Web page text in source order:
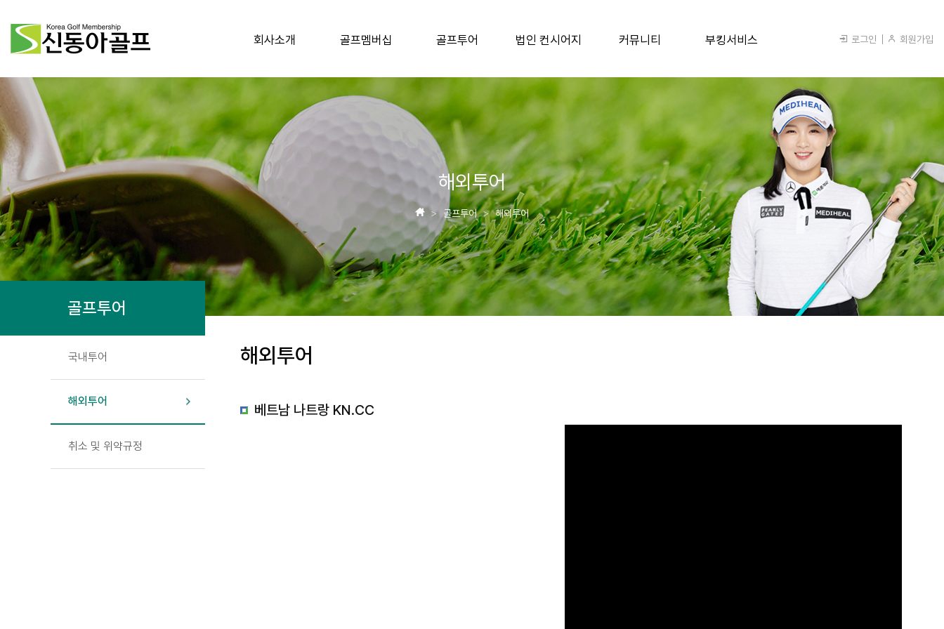
회사소개 골프멤버십 골프투어 법인 컨시어지 커뮤니티 부킹서비스 로그인 회원가입
해외투어
> 골프투어 > 해외투어
골프투어
국내투어
해외투어
취소 및 위약규정
해외투어
베트남 나트랑 KN.CC